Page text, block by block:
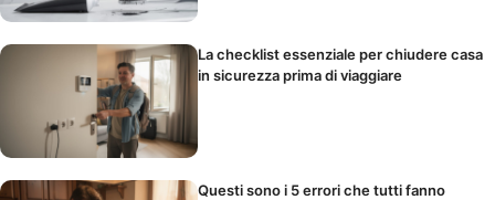
La checklist essenziale per chiudere casa
in sicurezza prima di viaggiare
Questi sono i 5 errori che tutti fanno